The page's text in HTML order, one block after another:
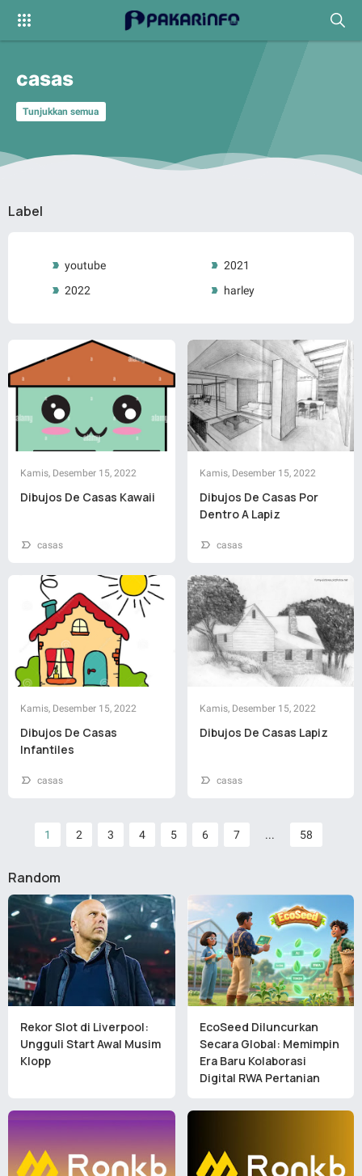
casas
Tunjukkan semua
Label
youtube
2021
2022
harley
Kamis, Desember 15, 2022
Dibujos De Casas Kawaii
casas
Kamis, Desember 15, 2022
Dibujos De Casas Por
Dentro A Lapiz
casas
Kamis, Desember 15, 2022
Dibujos De Casas
Infantiles
casas
Kamis, Desember 15, 2022
Dibujos De Casas Lapiz
casas
1 2 3 4 5 6 7 ... 58
Random
Rekor Slot di Liverpool:
Ungguli Start Awal Musim
Klopp
EcoSeed Diluncurkan
Secara Global: Memimpin
Era Baru Kolaborasi
Digital RWA Pertanian